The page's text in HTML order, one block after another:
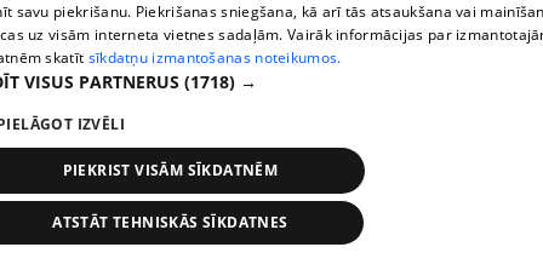
pirms 4 mēnešiem, 2 nedēļām
Ginekoloģes Daces Matules rekords sportā
joprojām nav pārspēts
savu piekrišanu. Piekrišanas sniegšana, kā arī tās atsaukšana vai
uz visām interneta vietnes sadaļām. Vairāk informācijas par
skatīt sīkdatņu izmantošanas noteikumos.
VISUS PARTNERUS (1718) →
IZVĒLI
PIEKRIST VISĀM SĪKDATNĒM
ATSTĀT TEHNISKĀS SĪKDATNES